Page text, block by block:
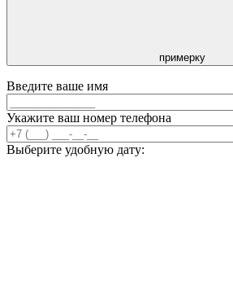
примерку
Введите ваше имя
Укажите ваш номер телефона
Выберите удобную дату: